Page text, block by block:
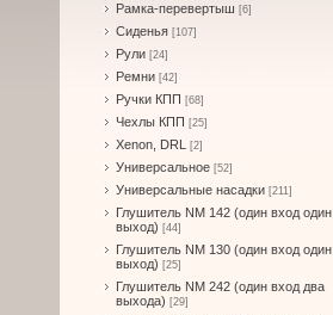
Рамка-перевертыш [6]
Сиденья [107]
Рули [24]
Ремни [42]
Ручки КПП [68]
Чехлы КПП [25]
Xenon, DRL [2]
Универсальное [52]
Универсальные насадки [211]
Глушитель NM 142 (один вход один
выход) [44]
Глушитель NM 130 (один вход один
выход) [25]
Глушитель NM 242 (один вход два
выхода) [29]